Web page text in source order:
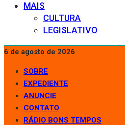
MAIS
CULTURA
LEGISLATIVO
6 de agosto de 2026
SOBRE
EXPEDIENTE
ANUNCIE
CONTATO
RÁDIO BONS TEMPOS